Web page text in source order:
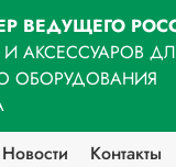
ВЕДУЩЕГО
АКСЕССУАРОВ
ОБОРУДОВАНИЯ
Новости Контакты